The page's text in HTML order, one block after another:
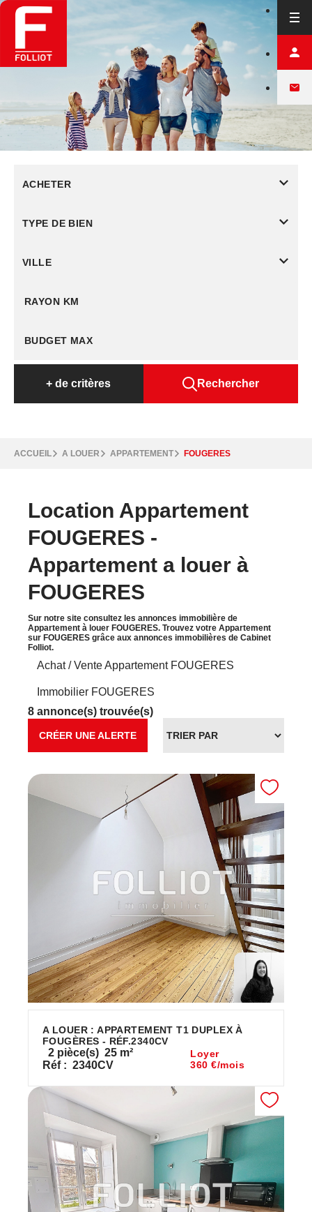
ACHETER
TYPE DE BIEN
VILLE
RAYON KM
+ de critères Rechercher
ACCUEIL A LOUER APPARTEMENT FOUGERES
Location Appartement
FOUGERES -
Appartement a louer à
FOUGERES
Sur notre site consultez les annonces immobilière de
Appartement à louer FOUGERES. Trouvez votre Appartement
sur FOUGERES grâce aux annonces immobilières de Cabinet
Folliot.
Achat / Vente Appartement FOUGERES
Immobilier FOUGERES
8 annonce(s) trouvée(s)
CRÉER UNE ALERTE
A LOUER : APPARTEMENT T1 DUPLEX À
FOUGÈRES - RÉF.2340CV
2 pièce(s) 25 m²
Réf : 2340CV
Loyer
360 €/mois